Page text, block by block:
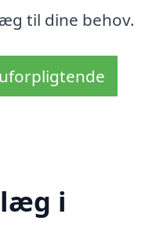
til dine behov.
i